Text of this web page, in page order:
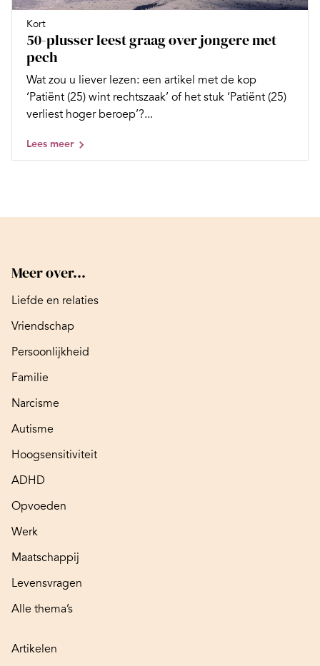
Kort
50-plusser leest graag over jongere met
pech
Wat zou u liever lezen: een artikel met de kop
‘Patiënt (25) wint rechtszaak’ of het stuk ‘Patiënt (25)
verliest hoger beroep’?...
Lees meer
Meer over...
Liefde en relaties
Vriendschap
Persoonlijkheid
Familie
Narcisme
Autisme
Hoogsensitiviteit
ADHD
Opvoeden
Werk
Maatschappij
Levensvragen
Alle thema’s
Artikelen